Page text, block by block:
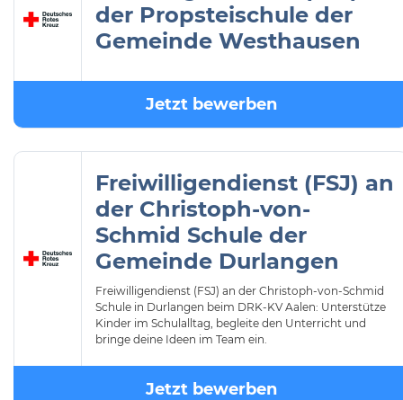
der Propsteischule der
Gemeinde Westhausen
Jetzt bewerben
Freiwilligendienst (FSJ) an
der Christoph-von-
Schmid Schule der
Gemeinde Durlangen
Freiwilligendienst (FSJ) an der Christoph-von-Schmid
Schule in Durlangen beim DRK-KV Aalen: Unterstütze
Kinder im Schulalltag, begleite den Unterricht und
bringe deine Ideen im Team ein.
Jetzt bewerben